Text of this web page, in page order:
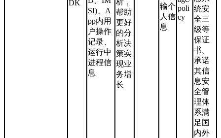
DK
SI)、A
pp内用
户操作
记录、
运行中
进程信
息
析，
帮助
更好
的分
析决
策实
现业
务增
长
输个
人信
息
poli
cy
统安
全三
级等
保证
书。
承诺
其信
息安
全管
理体
系满
足国
内外